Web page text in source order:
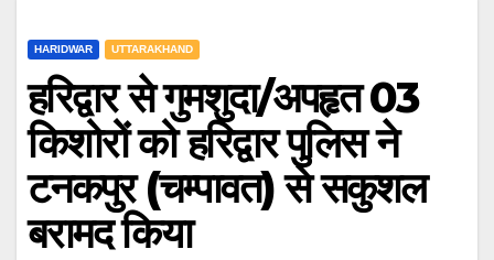
HARIDWAR UTTARAKHAND
हरिद्वार से गुमशुदा/अपहृत 03
किशोरों को हरिद्वार पुलिस ने
टनकपुर (चम्पावत) से सकुशल
बरामद किया